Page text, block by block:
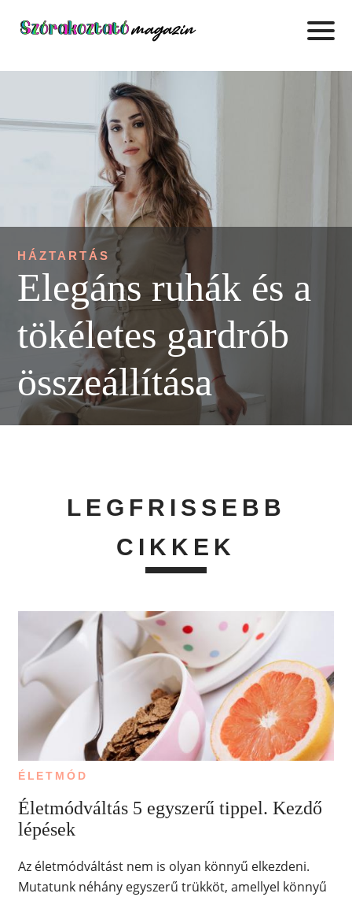
HÁZTARTÁS
Elegáns ruhák és a
tökéletes gardrób
összeállítása
LEGFRISSEBB
CIKKEK
ÉLETMÓD
Életmódváltás 5 egyszerű tippel. Kezdő
lépések
Az életmódváltást nem is olyan könnyű elkezdeni.
Mutatunk néhány egyszerű trükköt, amellyel könnyű